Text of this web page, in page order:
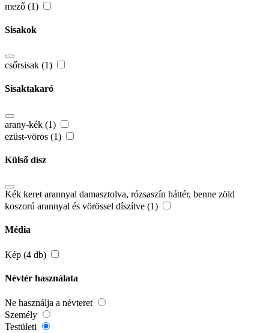
mező (1)
Sisakok
csőrsisak (1)
Sisaktakaró
arany-kék (1)
ezüst-vörös (1)
Külső dísz
Kék keret arannyal damasztolva, rózsaszín háttér, benne zöld
koszorú arannyal és vörössel díszítve (1)
Média
Kép (4 db)
Névtér használata
Ne használja a névteret
Személy
Testületi